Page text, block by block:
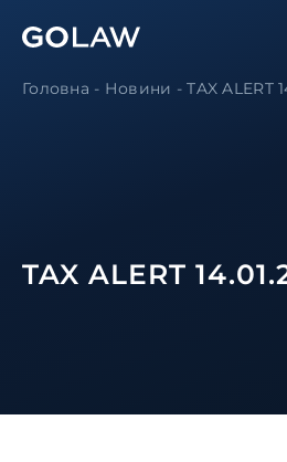
Головна - Новини -TAX ALERT
TAX ALERT